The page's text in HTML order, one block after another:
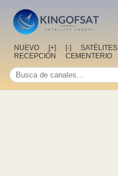
NUEVO [+] [-] SATÉLITES
RECEPCIÓN
CEMENTERIO